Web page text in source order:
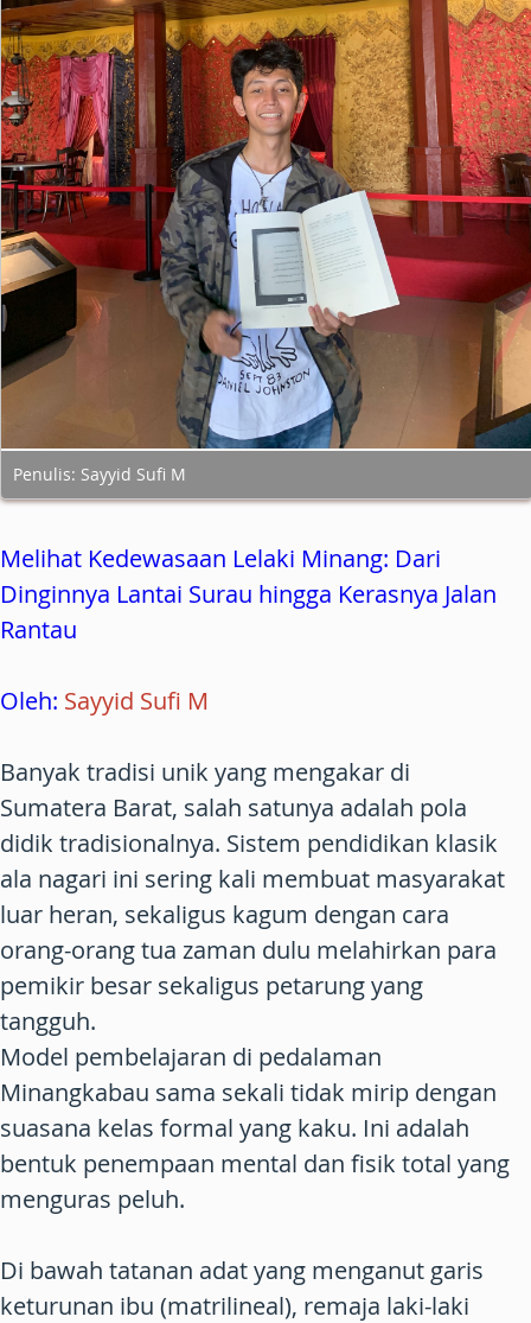
Penulis: Sayyid Sufi M
Melihat Kedewasaan Lelaki Minang: Dari
Dinginnya Lantai Surau hingga Kerasnya Jalan
Rantau
Oleh: Sayyid Sufi M
Banyak tradisi unik yang mengakar di
Sumatera Barat, salah satunya adalah pola
didik tradisionalnya. Sistem pendidikan klasik
ala nagari ini sering kali membuat masyarakat
luar heran, sekaligus kagum dengan cara
orang-orang tua zaman dulu melahirkan para
pemikir besar sekaligus petarung yang
tangguh.
Model pembelajaran di pedalaman
Minangkabau sama sekali tidak mirip dengan
suasana kelas formal yang kaku. Ini adalah
bentuk penempaan mental dan fisik total yang
menguras peluh.
Di bawah tatanan adat yang menganut garis
keturunan ibu (matrilineal), remaja laki-laki